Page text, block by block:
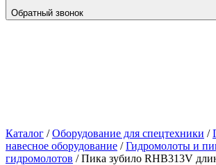
Обратный звонок
Каталог /Оборудование для спецтехники /
навесное оборудование /Гидромолоты и
гидромолотов /Пика зубило RHB313V